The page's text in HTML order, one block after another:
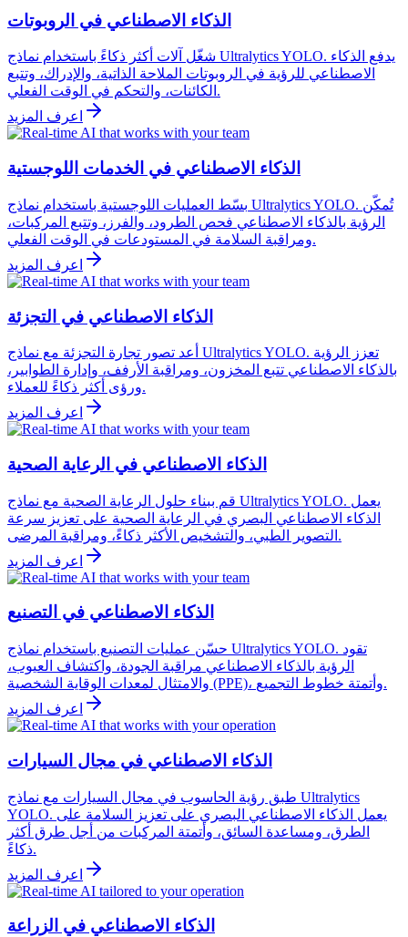
الذكاء الاصطناعي في الروبوتات
شغّل آلات أكثر ذكاءً باستخدام نماذج Ultralytics YOLO. يدفع الذكاء
الاصطناعي للرؤية في الروبوتات الملاحة الذاتية، والإدراك، وتتبع
الكائنات، والتحكم في الوقت الفعلي.
اعرف المزيد
الذكاء الاصطناعي في الخدمات اللوجستية
بسّط العمليات اللوجستية باستخدام نماذج Ultralytics YOLO. تُمكّن
الرؤية بالذكاء الاصطناعي فحص الطرود، والفرز، وتتبع المركبات،
ومراقبة السلامة في المستودعات في الوقت الفعلي.
اعرف المزيد
الذكاء الاصطناعي في التجزئة
أعد تصور تجارة التجزئة مع نماذج Ultralytics YOLO. تعزز الرؤية
بالذكاء الاصطناعي تتبع المخزون، ومراقبة الأرفف، وإدارة الطوابير،
ورؤى أكثر ذكاءً للعملاء.
اعرف المزيد
الذكاء الاصطناعي في الرعاية الصحية
قم ببناء حلول الرعاية الصحية مع نماذج Ultralytics YOLO. يعمل
الذكاء الاصطناعي البصري في الرعاية الصحية على تعزيز سرعة
التصوير الطبي، والتشخيص الأكثر ذكاءً، ومراقبة المرضى.
اعرف المزيد
الذكاء الاصطناعي في التصنيع
حسّن عمليات التصنيع باستخدام نماذج Ultralytics YOLO. تقود
الرؤية بالذكاء الاصطناعي مراقبة الجودة، واكتشاف العيوب،
والامتثال لمعدات الوقاية الشخصية (PPE)، وأتمتة خطوط التجميع.
اعرف المزيد
الذكاء الاصطناعي في مجال السيارات
طبق رؤية الحاسوب في مجال السيارات مع نماذج Ultralytics
YOLO. يعمل الذكاء الاصطناعي البصري على تعزيز السلامة على
الطرق، ومساعدة السائق، وأتمتة المركبات من أجل طرق أكثر
ذكاءً.
اعرف المزيد
الذكاء الاصطناعي في الزراعة